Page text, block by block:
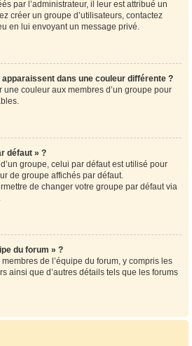
par l’administrateur, il leur est attribué un
créer un groupe d’utilisateurs, contactez
en lui envoyant un message privé.
dans une couleur différente ?
une couleur aux membres d’un groupe pour
défaut » ?
groupe, celui par défaut est utilisé pour
de groupe affichés par défaut.
de changer votre groupe par défaut via
du forum » ?
de l’équipe du forum, y compris les
ainsi que d’autres détails tels que les forums